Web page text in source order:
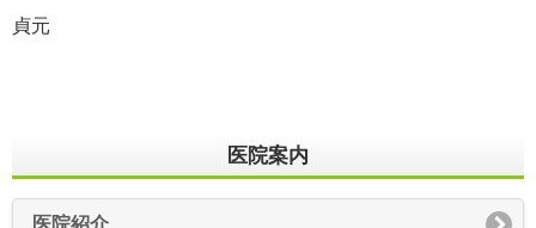
貞元
医院案内